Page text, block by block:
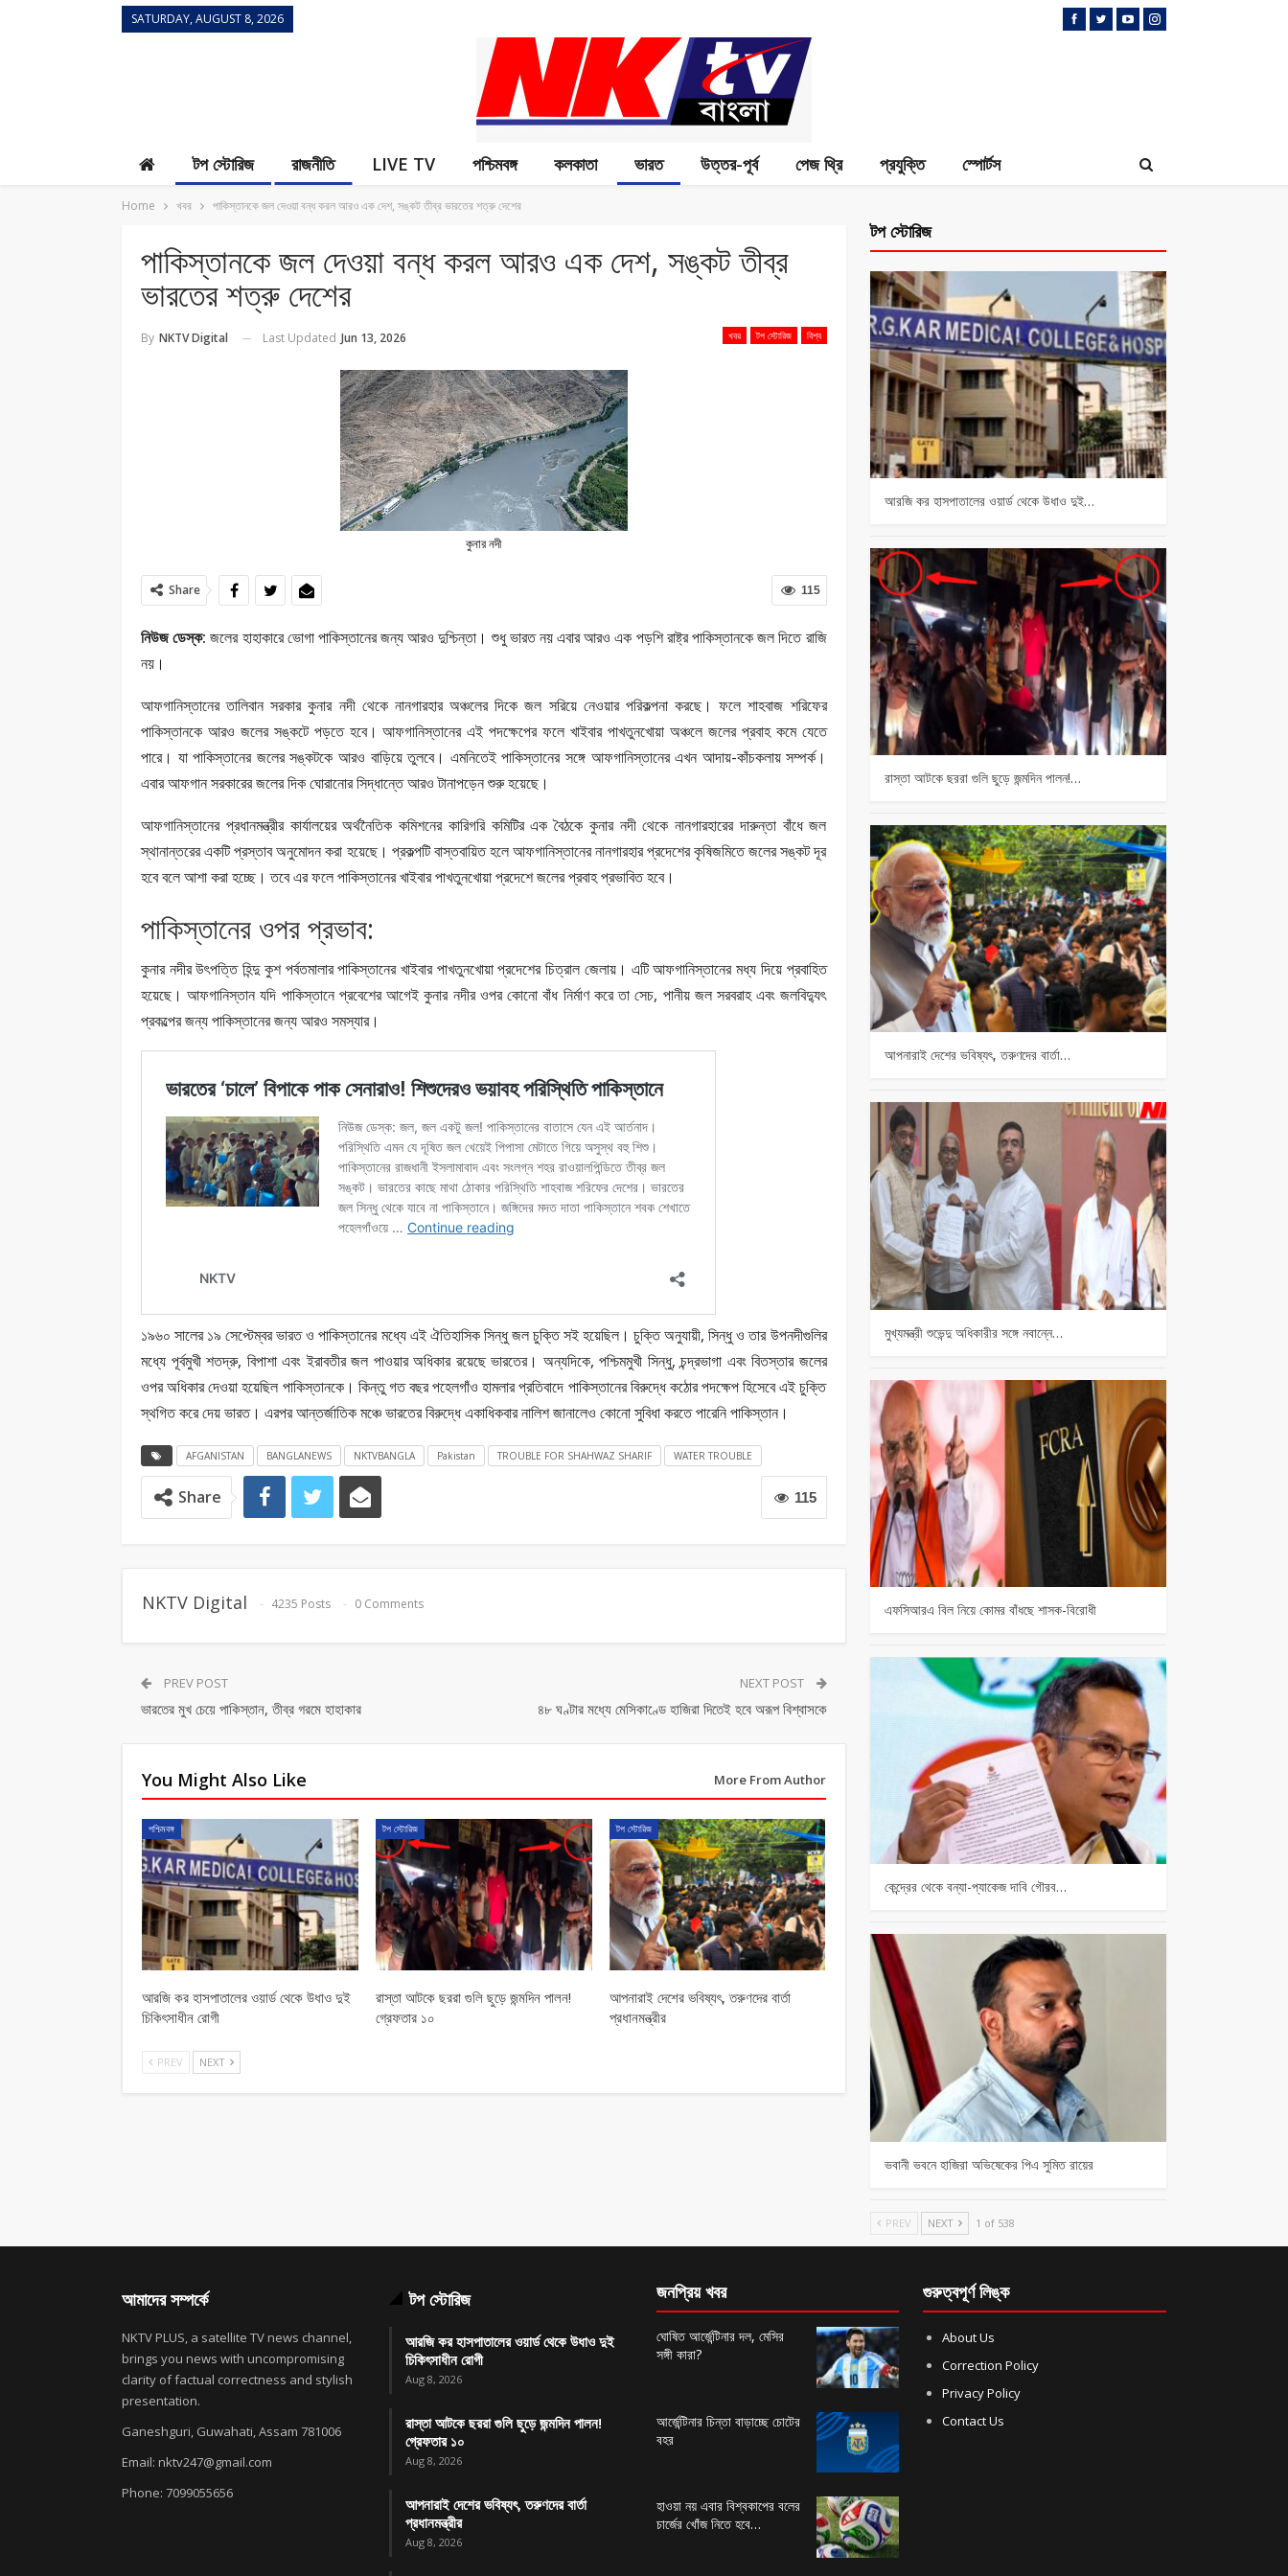
SATURDAY, AUGUST 8, 2026
টপ স্টোরিজ রাজনীতি LIVE TV পশ্চিমবঙ্গ কলকাতা ভারত উত্তর-পূর্ব পেজ থ্রি প্রযুক্তি স্পোর্টস
Home খবর পাকিস্তানকে জল দেওয়া বন্ধ করল আরও এক দেশ, সঙ্কট তীব্র ভারতের শত্রু দেশের
পাকিস্তানকে জল দেওয়া বন্ধ করল আরও এক দেশ, সঙ্কট তীব্র
ভারতের শত্রু দেশের
খবর টপ স্টোরিজ বিশ্ব
By NKTV Digital Last Updated Jun 13, 2026
কুনার নদী
115
Share
নিউজ ডেস্ক: জলের হাহাকারে ভোগা পাকিস্তানের জন্য আরও দুশ্চিন্তা। শুধু ভারত নয় এবার আরও এক পড়শি রাষ্ট্র পাকিস্তানকে জল দিতে রাজি
নয়।
আফগানিস্তানের তালিবান সরকার কুনার নদী থেকে নানগারহার অঞ্চলের দিকে জল সরিয়ে নেওয়ার পরিকল্পনা করছে। ফলে শাহবাজ শরিফের
পাকিস্তানকে আরও জলের সঙ্কটে পড়তে হবে। আফগানিস্তানের এই পদক্ষেপের ফলে খাইবার পাখতুনখোয়া অঞ্চলে জলের প্রবাহ কমে যেতে
পারে। যা পাকিস্তানের জলের সঙ্কটকে আরও বাড়িয়ে তুলবে। এমনিতেই পাকিস্তানের সঙ্গে আফগানিস্তানের এখন আদায়-কাঁচকলায় সম্পর্ক।
এবার আফগান সরকারের জলের দিক ঘোরানোর সিদ্ধান্তে আরও টানাপড়েন শুরু হয়েছে।
আফগানিস্তানের প্রধানমন্ত্রীর কার্যালয়ের অর্থনৈতিক কমিশনের কারিগরি কমিটির এক বৈঠকে কুনার নদী থেকে নানগারহারের দারুন্তা বাঁধে জল
স্থানান্তরের একটি প্রস্তাব অনুমোদন করা হয়েছে। প্রকল্পটি বাস্তবায়িত হলে আফগানিস্তানের নানগারহার প্রদেশের কৃষিজমিতে জলের সঙ্কট দূর
হবে বলে আশা করা হচ্ছে। তবে এর ফলে পাকিস্তানের খাইবার পাখতুনখোয়া প্রদেশে জলের প্রবাহ প্রভাবিত হবে।
পাকিস্তানের ওপর প্রভাব:
কুনার নদীর উৎপত্তি হিন্দু কুশ পর্বতমালার পাকিস্তানের খাইবার পাখতুনখোয়া প্রদেশের চিত্রাল জেলায়। এটি আফগানিস্তানের মধ্য দিয়ে প্রবাহিত
হয়েছে। আফগানিস্তান যদি পাকিস্তানে প্রবেশের আগেই কুনার নদীর ওপর কোনো বাঁধ নির্মাণ করে তা সেচ, পানীয় জল সরবরাহ এবং জলবিদ্যুৎ
প্রকল্পের জন্য পাকিস্তানের জন্য আরও সমস্যার।
১৯৬০ সালের ১৯ সেপ্টেম্বর ভারত ও পাকিস্তানের মধ্যে এই ঐতিহাসিক সিন্ধু জল চুক্তি সই হয়েছিল। চুক্তি অনুযায়ী, সিন্ধু ও তার উপনদীগুলির
মধ্যে পূর্বমুখী শতদ্রু, বিপাশা এবং ইরাবতীর জল পাওয়ার অধিকার রয়েছে ভারতের। অন্যদিকে, পশ্চিমমুখী সিন্ধু, চন্দ্রভাগা এবং বিতস্তার জলের
ওপর অধিকার দেওয়া হয়েছিল পাকিস্তানকে। কিন্তু গত বছর পহেলগাঁও হামলার প্রতিবাদে পাকিস্তানের বিরুদ্ধে কঠোর পদক্ষেপ হিসেবে এই চুক্তি
স্থগিত করে দেয় ভারত। এরপর আন্তর্জাতিক মঞ্চে ভারতের বিরুদ্ধে একাধিকবার নালিশ জানালেও কোনো সুবিধা করতে পারেনি পাকিস্তান।
AFGANISTAN BANGLANEWS NKTVBANGLA Pakistan TROUBLE FOR SHAHWAZ SHARIF WATER TROUBLE
115
Share
NKTV Digital 4235 Posts 0 Comments
PREV POST
ভারতের মুখ চেয়ে পাকিস্তান, তীব্র গরমে হাহাকার
NEXT POST
৪৮ ঘণ্টার মধ্যে মেসিকাণ্ডে হাজিরা দিতেই হবে অরূপ বিশ্বাসকে
You Might Also Like More From Author
পশ্চিমবঙ্গ
আরজি কর হাসপাতালের ওয়ার্ড থেকে উধাও দুই
চিকিৎসাধীন রোগী
টপ স্টোরিজ
রাস্তা আটকে ছররা গুলি ছুড়ে জন্মদিন পালন!
গ্রেফতার ১০
টপ স্টোরিজ
আপনারাই দেশের ভবিষ্যৎ, তরুণদের বার্তা
প্রধানমন্ত্রীর
PREV NEXT
টপ স্টোরিজ
আরজি কর হাসপাতালের ওয়ার্ড থেকে উধাও দুই…
রাস্তা আটকে ছররা গুলি ছুড়ে জন্মদিন পালন!…
আপনারাই দেশের ভবিষ্যৎ, তরুণদের বার্তা…
মুখ্যমন্ত্রী শুভেন্দু অধিকারীর সঙ্গে নবান্নে…
এফসিআরএ বিল নিয়ে কোমর বাঁধছে শাসক-বিরোধী
কেন্দ্রের থেকে বন্যা-প্যাকেজ দাবি গৌরব…
ভবানী ভবনে হাজিরা অভিষেকের পিএ সুমিত রায়ের
PREV NEXT 1 of 538
আমাদের সম্পর্কে
NKTV PLUS, a satellite TV news channel,
brings you news with uncompromising
clarity of factual correctness and stylish
presentation.
Ganeshguri, Guwahati, Assam 781006
Email: nktv247@gmail.com
Phone: 7099055656
টপ স্টোরিজ
আরজি কর হাসপাতালের ওয়ার্ড থেকে উধাও দুই
চিকিৎসাধীন রোগী
Aug 8, 2026
রাস্তা আটকে ছররা গুলি ছুড়ে জন্মদিন পালন!
গ্রেফতার ১০
Aug 8, 2026
আপনারাই দেশের ভবিষ্যৎ, তরুণদের বার্তা
প্রধানমন্ত্রীর
Aug 8, 2026
জনপ্রিয় খবর
ঘোষিত আর্জেন্টিনার দল, মেসির
সঙ্গী কারা?
আর্জেন্টিনার চিন্তা বাড়াচ্ছে চোটের
বহর
হাওয়া নয় এবার বিশ্বকাপের বলের
চার্জের খোঁজ নিতে হবে…
গুরুত্বপূর্ণ লিঙ্ক
About Us
Correction Policy
Privacy Policy
Contact Us